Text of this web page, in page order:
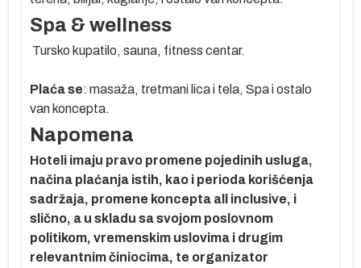
Spa & wellness
Tursko kupatilo, sauna, fitness centar.
Plaća se: masaža, tretmani lica i tela, Spa i ostalo
van koncepta.
Napomena
Hoteli imaju pravo promene pojedinih usluga,
načina plaćanja istih, kao i perioda korišćenja
sadržaja, promene koncepta all inclusive, i
slično, a u skladu sa svojom poslovnom
politikom, vremenskim uslovima i drugim
relevantnim činiocima, te organizator